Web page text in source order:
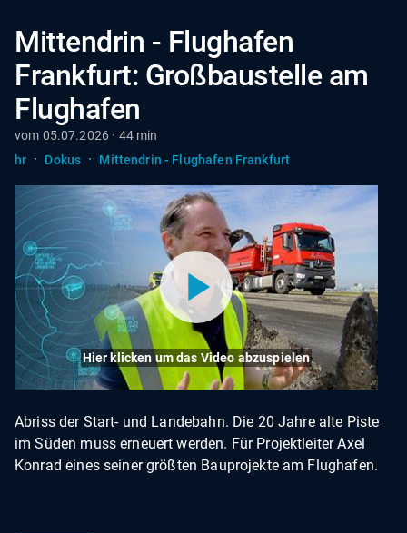
Mittendrin - Flughafen
Frankfurt: Großbaustelle am
Flughafen
vom 05.07.2026 · 44 min
hr · Dokus · Mittendrin - Flughafen Frankfurt
Hier klicken um das Video abzuspielen
Abriss der Start- und Landebahn. Die 20 Jahre alte Piste
im Süden muss erneuert werden. Für Projektleiter Axel
Konrad eines seiner größten Bauprojekte am Flughafen.